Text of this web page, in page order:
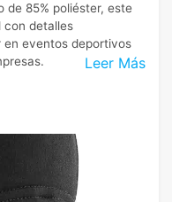
Leer Más
de 85% poliéster, este
con detalles
eventos deportivos